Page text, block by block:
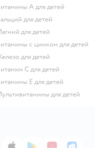
Витамины А для детей
Кальций для детей
Магний для детей
Витамины с цинком для детей
Железо для детей
Витамин С для детей
Витамины Е для детей
Мультивитамины для детей